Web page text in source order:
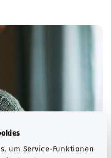
um Service-Funktionen